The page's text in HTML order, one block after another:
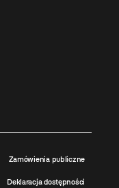
Zamówienia publiczne
Deklaracja dostępności